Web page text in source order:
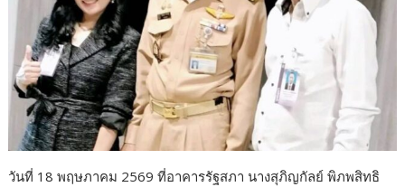
วันที่ 18 พฤษภาคม 2569 ที่อาคารรัฐสภา นางสุภิญกัลย์ พิภพสิทธิ